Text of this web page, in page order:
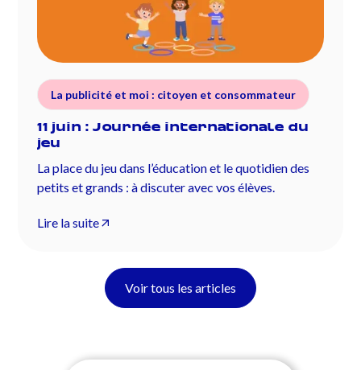
La publicité et moi : citoyen et consommateur
11 juin : Journée internationale du
jeu
La place du jeu dans l’éducation et le quotidien des
petits et grands : à discuter avec vos élèves.
Lire la suite
Voir tous les articles